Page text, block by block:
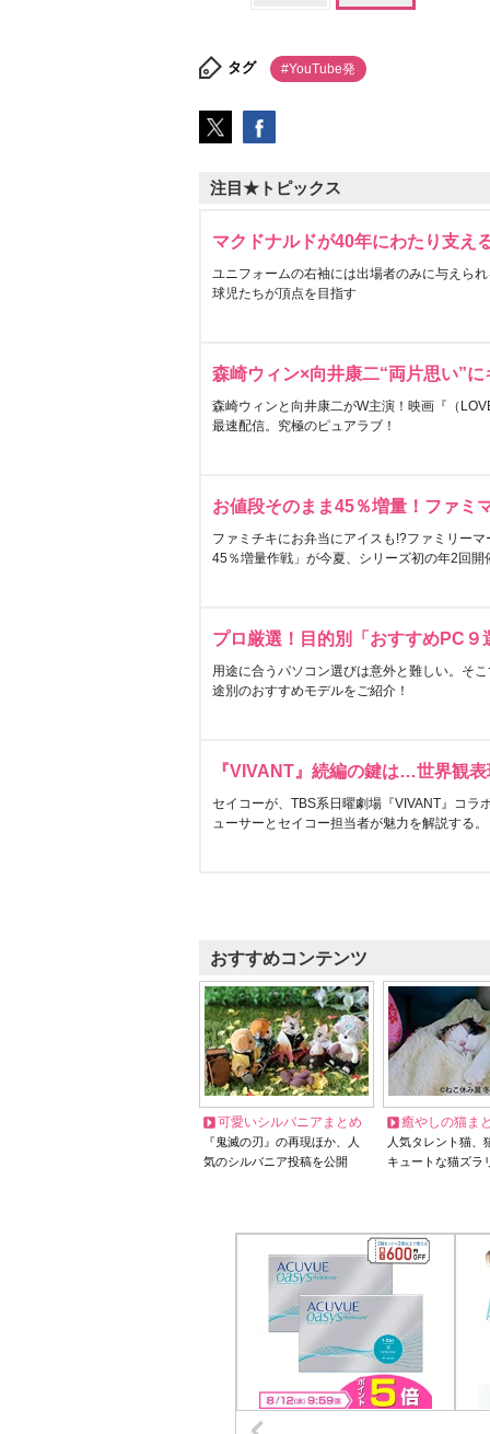
タグ #YouTube発
注目★トピックス
マクドナルドが40年にわたり支え
ユニフォームの右袖には出場者のみに与えら
球児たちが頂点を目指す
森崎ウィン×向井康二“両片思い”
森崎ウィンと向井康二がW主演！映画『（
最速配信。究極のピュアラブ！
お値段そのまま45％増量！ファミ
ファミチキにお弁当にアイスも!?ファミリー
45％増量作戦」が今夏、シリーズ初の年2回開
プロ厳選！目的別「おすすめPC９
用途に合うパソコン選びは意外と難しい。そ
途別のおすすめモデルをご紹介！
『VIVANT』続編の鍵は…世界観
セイコーが、TBS系日曜劇場『VIVANT』コラ
ューサーとセイコー担当者が魅力を解説する。
おすすめコンテンツ
可愛いシルバニアまとめ
『鬼滅の刃』の再現ほか、人
気のシルバニア投稿を公開
癒やしの猫ま
人気タレント猫
キュートな猫ズラ